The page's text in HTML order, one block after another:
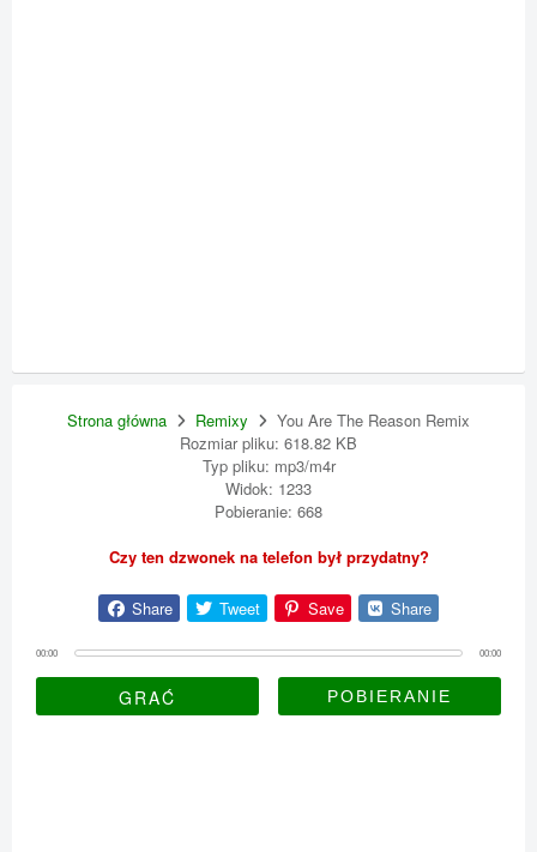
Strona główna Remixy
You Are The Reason Remix
Rozmiar pliku: 618.82 KB
Typ pliku: mp3/m4r
Widok: 1233
Pobieranie: 668
Czy ten dzwonek na telefon był przydatny?
Share Tweet Save Share
00:00 00:00
GRAĆ